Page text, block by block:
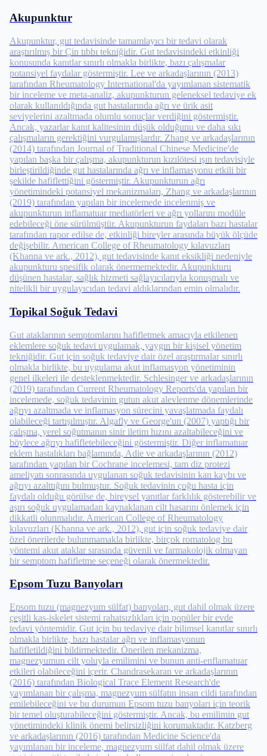
Akupunktur
Akupunktur, gut tedavisinde tamamlayıcı bir tedavi olarak
araştırılmış bir Çin tıbbı tekniğidir. Gut tedavisindeki etkinliği
konusunda kanıtlar sınırlı olmakla birlikte, bazı çalışmalar
potansiyel faydalar göstermiştir. Lee ve arkadaşlarının (2013)
tarafından Rheumatology International'da yayımlanan sistematik
bir inceleme ve meta-analiz, akupunkturun geleneksel tedaviye ek
olarak kullanıldığında gut hastalarında ağrı ve ürik asit
seviyelerini azaltmada olumlu sonuçlar verdiğini göstermiştir.
Ancak, yazarlar kanıt kalitesinin düşük olduğunu ve daha sıkı
çalışmaların gerektiğini vurgulamışlardır. Zhang ve arkadaşlarının
(2014) tarafından Journal of Traditional Chinese Medicine'de
yapılan başka bir çalışma, akupunkturun kızılötesi ışın tedavisiyle
birleştirildiğinde gut hastalarında ağrı ve inflamasyonu etkili bir
şekilde hafiflettiğini göstermiştir. Akupunkturun ağrı
yönetimindeki potansiyel mekanizmaları, Zhang ve arkadaşlarının
(2019) tarafından yapılan bir incelemede incelenmiş ve
akupunkturun inflamatuar mediatörleri ve ağrı yollarını modüle
edebileceği öne sürülmüştür. Akupunkturun faydaları bazı hastalar
tarafından rapor edilse de, etkinliği bireyler arasında büyük ölçüde
değişebilir. American College of Rheumatology kılavuzları
(Khanna ve ark., 2012), gut tedavisinde kanıt eksikliği nedeniyle
akupunkturu spesifik olarak önermemektedir. Akupunkturu
düşünen hastalar, sağlık hizmeti sağlayıcılarıyla konuşmalı ve
nitelikli bir uygulayıcıdan tedavi aldıklarından emin olmalıdır.
Topikal Soğuk Tedavi
Gut ataklarının semptomlarını hafifletmek amacıyla etkilenen
eklemlere soğuk tedavi uygulamak, yaygın bir kişisel yönetim
tekniğidir. Gut için soğuk tedaviye dair özel araştırmalar sınırlı
olmakla birlikte, bu uygulama akut inflamasyon yönetiminin
genel ilkeleri ile desteklenmektedir. Schlesinger ve arkadaşlarının
(2019) tarafından Current Rheumatology Reports'da yapılan bir
incelemede, soğuk tedavinin gutun akut alevlenme dönemlerinde
ağrıyı azaltmada ve inflamasyon sürecini yavaşlatmada faydalı
olabileceği tartışılmıştır. Algafly ve George'un (2007) yaptığı bir
çalışma, yerel soğutmanın sinir iletim hızını azaltabileceğini ve
böylece ağrıyı hafifletebileceğini göstermiştir. Diğer inflamatuar
eklem hastalıkları bağlamında, Adie ve arkadaşlarının (2012)
tarafından yapılan bir Cochrane incelemesi, tam diz protezi
ameliyatı sonrasında uygulanan soğuk tedavisinin kan kaybı ve
ağrıyı azalttığını bulmuştur. Soğuk tedavinin çoğu hasta için
faydalı olduğu görülse de, bireysel yanıtlar farklılık gösterebilir ve
aşırı soğuk uygulamadan kaynaklanan cilt hasarını önlemek için
dikkatli olunmalıdır. American College of Rheumatology
kılavuzları (Khanna ve ark., 2012), gut için soğuk tedaviye dair
özel önerilerde bulunmamakla birlikte, birçok romatolog bu
yöntemi akut ataklar sırasında güvenli ve farmakolojik olmayan
bir semptom hafifletme seçeneği olarak önermektedir.
Epsom Tuzu Banyoları
Epsom tuzu (magnezyum sülfat) banyoları, gut dahil olmak üzere
çeşitli kas-iskelet sistemi rahatsızlıkları için popüler bir evde
tedavi yöntemidir. Gut için bu tedaviye dair bilimsel kanıtlar sınırlı
olmakla birlikte, bazı hastalar ağrı ve inflamasyonun
hafifletildiğini bildirmektedir. Önerilen mekanizma,
magnezyumun cilt yoluyla emilimini ve bunun anti-enflamatuar
etkileri olabileceğini içerir. Chandrasekaran ve arkadaşlarının
(2016) tarafından Biological Trace Element Research'de
yayımlanan bir çalışma, magnezyum sülfatın insan cildi tarafından
emilebileceğini ve bu durumun Epsom tuzu banyoları için teorik
bir temel oluşturabileceğini göstermiştir. Ancak, bu emilimin gut
yönetimindeki klinik önemi belirsizliğini korumaktadır. Katzberg
ve arkadaşlarının (2016) tarafından Medicine Science'da
yayımlanan bir inceleme, magnezyum sülfat dahil olmak üzere